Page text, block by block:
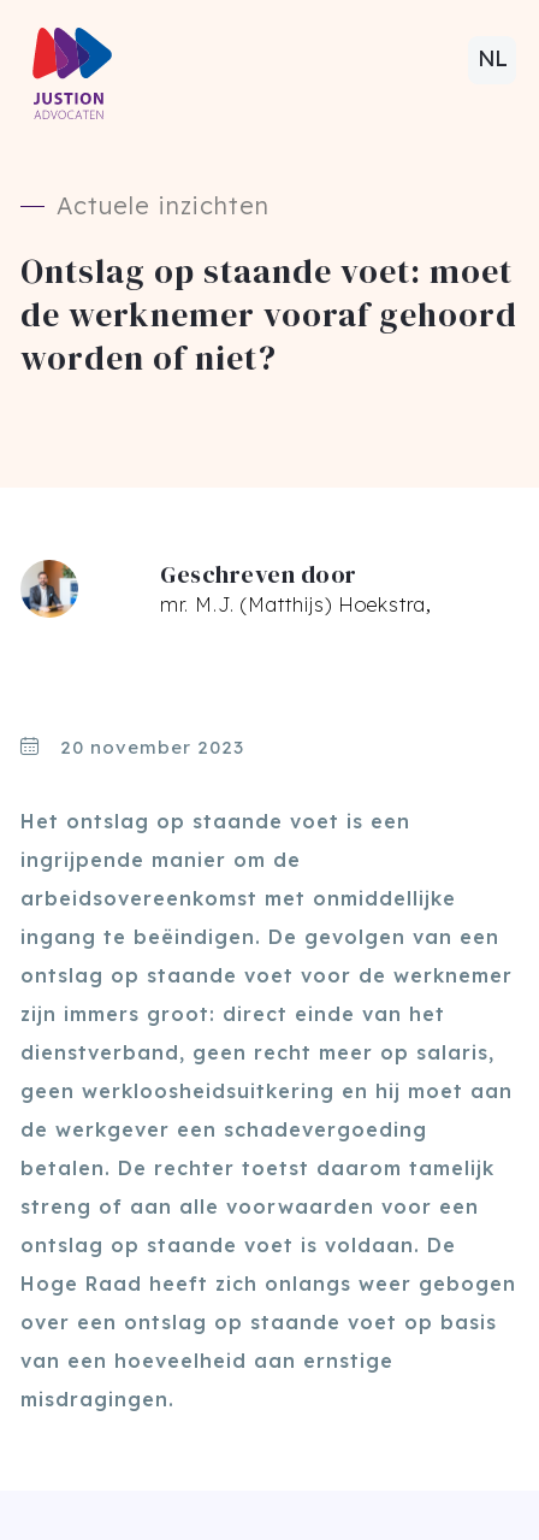
NL
Actuele inzichten
Ontslag op staande voet: moet
de werknemer vooraf gehoord
worden of niet?
Geschreven door
mr. M.J. (Matthijs) Hoekstra
20 november 2023
Het ontslag op staande voet is een
ingrijpende manier om de
arbeidsovereenkomst met onmiddellijke
ingang te beëindigen. De gevolgen van een
ontslag op staande voet voor de werknemer
zijn immers groot: direct einde van het
dienstverband, geen recht meer op salaris,
geen werkloosheidsuitkering en hij moet aan
de werkgever een schadevergoeding
betalen. De rechter toetst daarom tamelijk
streng of aan alle voorwaarden voor een
ontslag op staande voet is voldaan. De
Hoge Raad heeft zich onlangs weer gebogen
over een ontslag op staande voet op basis
van een hoeveelheid aan ernstige
misdragingen.